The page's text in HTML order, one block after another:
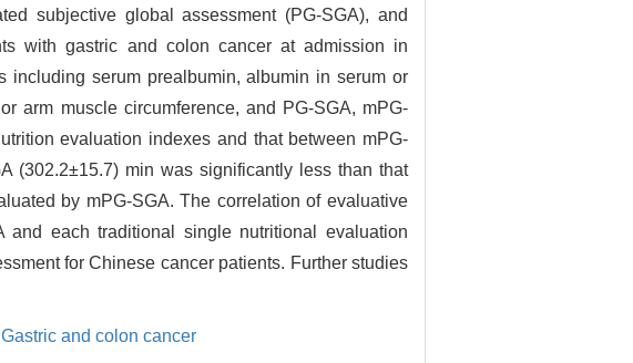
subjective global assessment (PG-SGA), and
with gastric and colon cancer at admission in
including serum prealbumin, albumin in serum or
arm muscle circumference, and PG-SGA, mPG-
evaluation indexes and that between mPG-
(302.2±15.7) min was significantly less than that
by mPG-SGA. The correlation of evaluative
and each traditional single nutritional evaluation
for Chinese cancer patients. Further studies
Gastric and colon cancer